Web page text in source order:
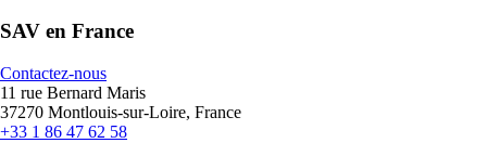
SAV en France
Contactez-nous
11 rue Bernard Maris
37270 Montlouis-sur-Loire, France
+33 1 86 47 62 58